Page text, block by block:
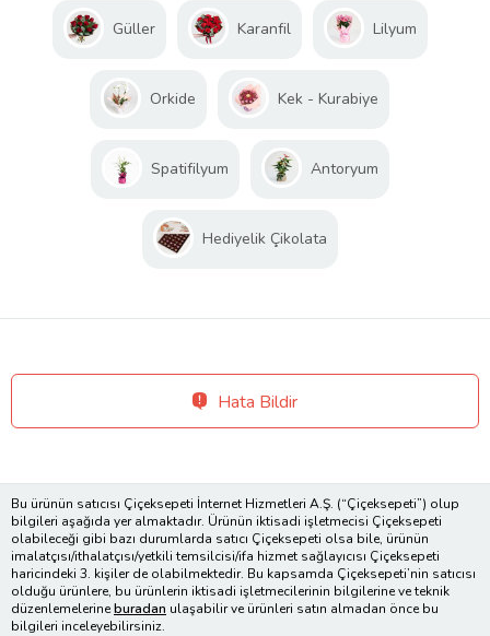
Güller Karanfil Lilyum
Orkide Kek - Kurabiye
Spatifilyum Antoryum
Hediyelik Çikolata
Hata Bildir
Bu ürünün satıcısı Çiçeksepeti İnternet Hizmetleri A.Ş. (“Çiçeksepeti”) olup
bilgileri aşağıda yer almaktadır. Ürünün iktisadi işletmecisi Çiçeksepeti
olabileceği gibi bazı durumlarda satıcı Çiçeksepeti olsa bile, ürünün
imalatçısı/ithalatçısı/yetkili temsilcisi/ifa hizmet sağlayıcısı Çiçeksepeti
haricindeki 3. kişiler de olabilmektedir. Bu kapsamda Çiçeksepeti’nin satıcısı
olduğu ürünlere, bu ürünlerin iktisadi işletmecilerinin bilgilerine ve teknik
düzenlemelerineburadan ulaşabilir ve ürünleri satın almadan önce bu
bilgileri inceleyebilirsiniz.